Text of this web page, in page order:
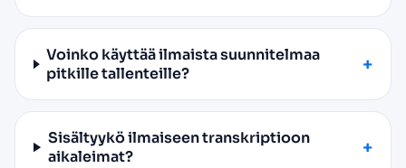
Voinko käyttää ilmaista suunnitelmaa
pitkille tallenteille?
Sisältyykö ilmaiseen transkriptioon
aikaleimat?